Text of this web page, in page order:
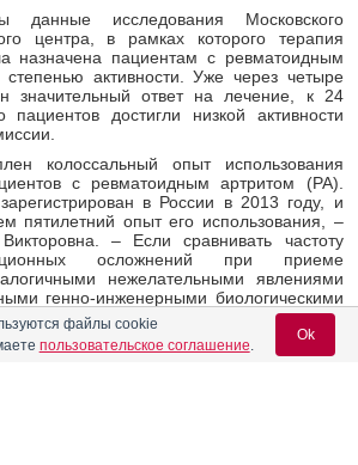
данные исследования Московского
центра, в рамках которого терапия
назначена пациентам с ревматоидным
активности. Уже через четыре
значительный ответ на лечение, к 24
пациентов достигли низкой активности
колоссальный опыт использования
с ревматоидным артритом (РА).
в России в 2013 году, и
пятилетний опыт его использования, –
– Если сравнивать частоту
осложнений при приеме
нежелательными явлениями
генно-инженерными биологическими
используются при лечении
– а у нас их на сегодняшний день
что их частота сопоставима с таковой
файлы cookie
пользовательское соглашение.
Ok